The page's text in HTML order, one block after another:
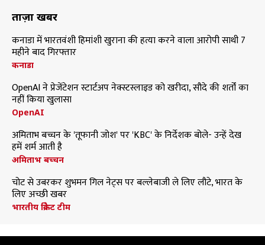
ताज़ा खबरें
कनाडा में भारतवंशी हिमांशी खुराना की हत्या करने वाला आरोपी साथी 7
महीने बाद गिरफ्तार
कनाडा
OpenAI ने प्रेजेंटेशन स्टार्टअप नेक्स्टस्लाइड को खरीदा, सौदे की शर्तों का
नहीं किया खुलासा
OpenAI
अमिताभ बच्चन के 'तूफानी जोश' पर 'KBC' के निर्देशक बोले- उन्हें देख
हमें शर्म आती है
अमिताभ बच्चन
चोट से उबरकर शुभमन गिल नेट्स पर बल्लेबाजी ले लिए लौटे, भारत के
लिए अच्छी खबर
भारतीय क्रिकेट टीम